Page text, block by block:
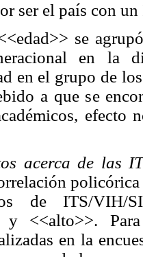
ser el país con
se
en la
en el grupo de
a que se
efecto
acerca de las
de ITS/VIH/
y <<alto>>.
en la